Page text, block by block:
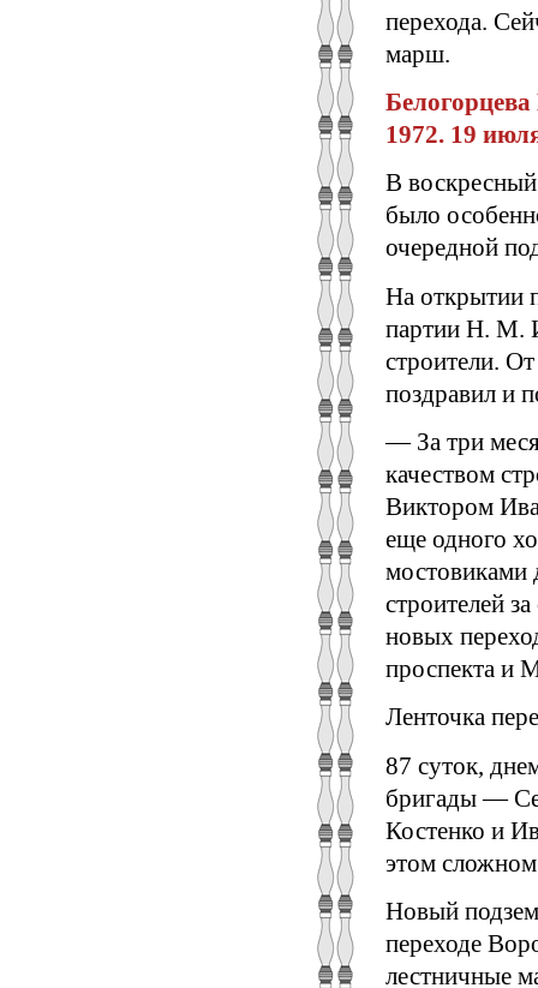
перехода.
марш.
1972. 19
В воскресный
было
очередной
На открытии
партии Н. М.
строители.
поздравил и
— За три
качеством
Виктором
еще одного
мостовиками
строителей
новых
проспекта и
Ленточка
87 суток,
бригады —
Костенко и
этом сложном
Новый
переходе
лестничные